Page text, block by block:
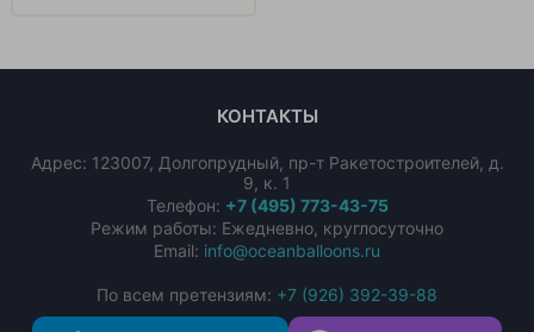
КОНТАКТЫ
Адрес: 123007, Долгопрудный, пр-т Ракетостроителей, д.
9, к. 1
Телефон: +7 (495) 773-43-75
Режим работы: Ежедневно, круглосуточно
Email: info@oceanballoons.ru
По всем претензиям: +7 (926) 392-39-88